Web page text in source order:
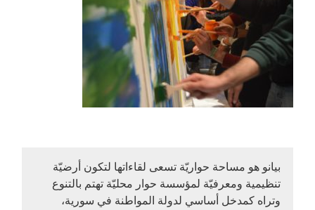
بيانو هو مساحة حواريّة تسعى لقاءاتها لتكون أرضيّة
تنظيمية ومعرفيّة لمؤسسة حوار محليّة تهتم بالتنوع
وتراه كمدخل أساسي لدولة المواطنة في سورية،